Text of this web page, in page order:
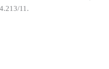
4.213/11.